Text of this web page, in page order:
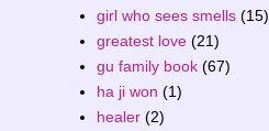
girl who sees smells (15)
greatest love (21)
gu family book (67)
ha ji won (1)
healer (2)